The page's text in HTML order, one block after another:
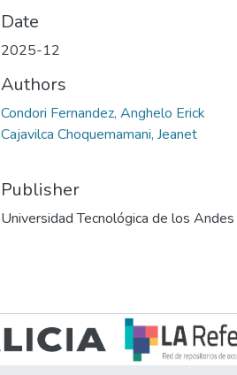
Date
2025-12
Authors
Condori Fernandez, Anghelo Erick
Cajavilca Choquemamani, Jeanet
Publisher
Universidad Tecnológica de los Andes